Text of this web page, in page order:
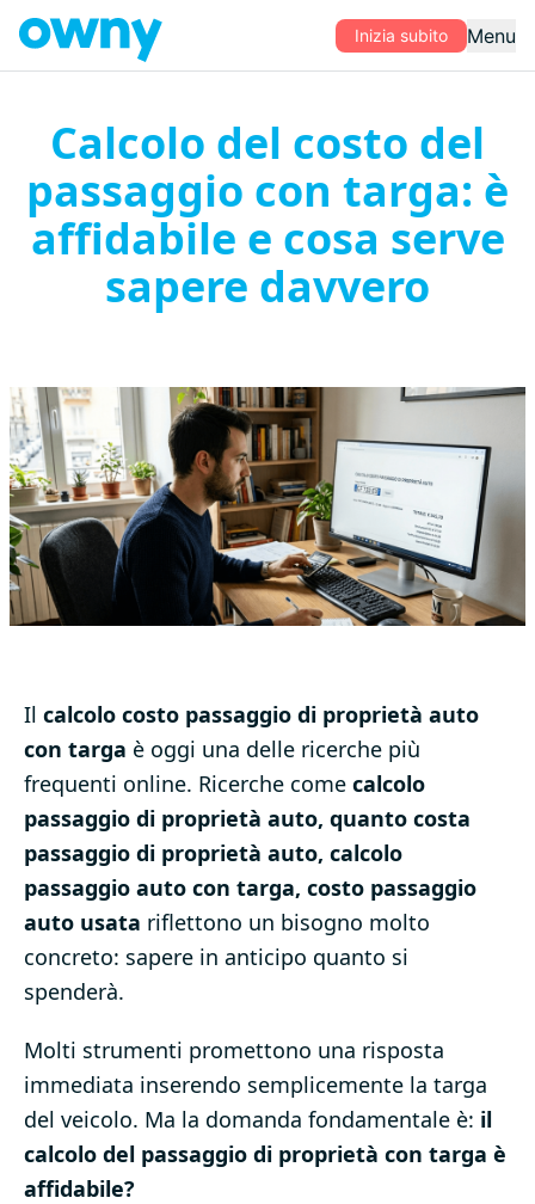
Inizia subito Menu
Calcolo del costo del
passaggio con targa: è
affidabile e cosa serve
sapere davvero
Il calcolo costo passaggio di proprietà auto
con targa è oggi una delle ricerche più
frequenti online. Ricerche come calcolo
passaggio di proprietà auto, quanto costa
passaggio di proprietà auto, calcolo
passaggio auto con targa, costo passaggio
auto usata riflettono un bisogno molto
concreto: sapere in anticipo quanto si
spenderà.
Molti strumenti promettono una risposta
immediata inserendo semplicemente la targa
del veicolo. Ma la domanda fondamentale è: il
calcolo del passaggio di proprietà con targa è
affidabile?